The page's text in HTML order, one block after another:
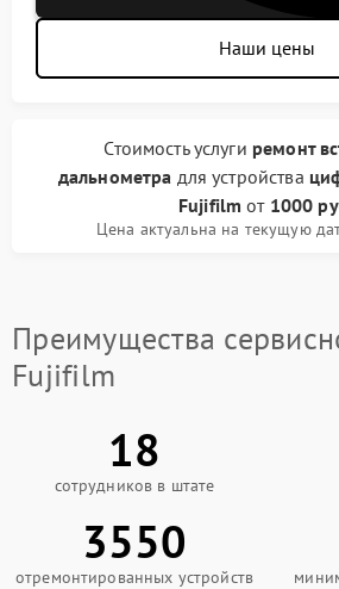
Наши цены
Стоимость услуги ремонт
дальнометра для устройства
Fujifilm от 1000
Цена актуальна на текущую
Преимущества
Fujifilm
18
сотрудников в штате
3550
отремонтированных устройств